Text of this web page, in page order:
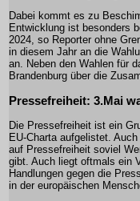
Dabei kommt es zu
Entwicklung ist besonders
2024, so Reporter ohne
in diesem Jahr an die
an. Neben den Wahlen für
Brandenburg über die
Pressefreiheit: 3.Mai
Die Pressefreiheit ist ein
EU-Charta aufgelistet.
auf Pressefreiheit soviel
gibt. Auch liegt oftmals ein
Handlungen gegen die
in der europäischen